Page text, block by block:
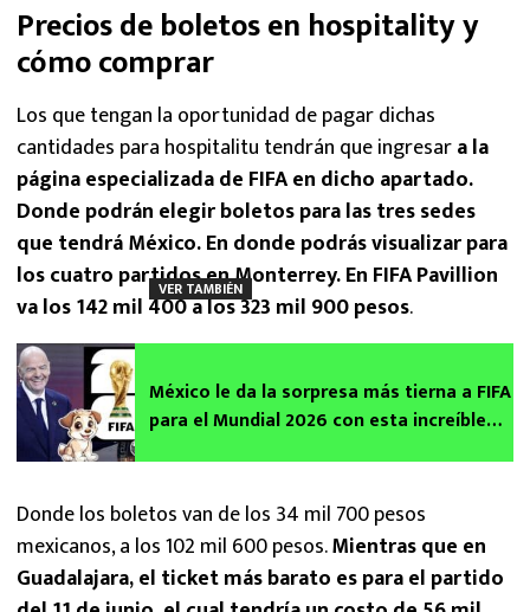
Precios de boletos en hospitality y
cómo comprar
Los que tengan la oportunidad de pagar dichas
cantidades para hospitalitu tendrán que ingresara la
página especializada de FIFA en dicho apartado.
Donde podrán elegir boletos para las tres sedes
que tendrá México. En donde podrás visualizar para
los cuatro partidos en Monterrey. En FIFA Pavillion
va los 142 mil 400 a los 323 mil 900 pesos.
VER TAMBIÉN
México le da la sorpresa más tierna a FIFA
para el Mundial 2026 con esta increíble
Donde los boletos van de los 34 mil 700 pesos
mexicanos, a los 102 mil 600 pesos.Mientras que en
Guadalajara, el ticket más barato es para el partido